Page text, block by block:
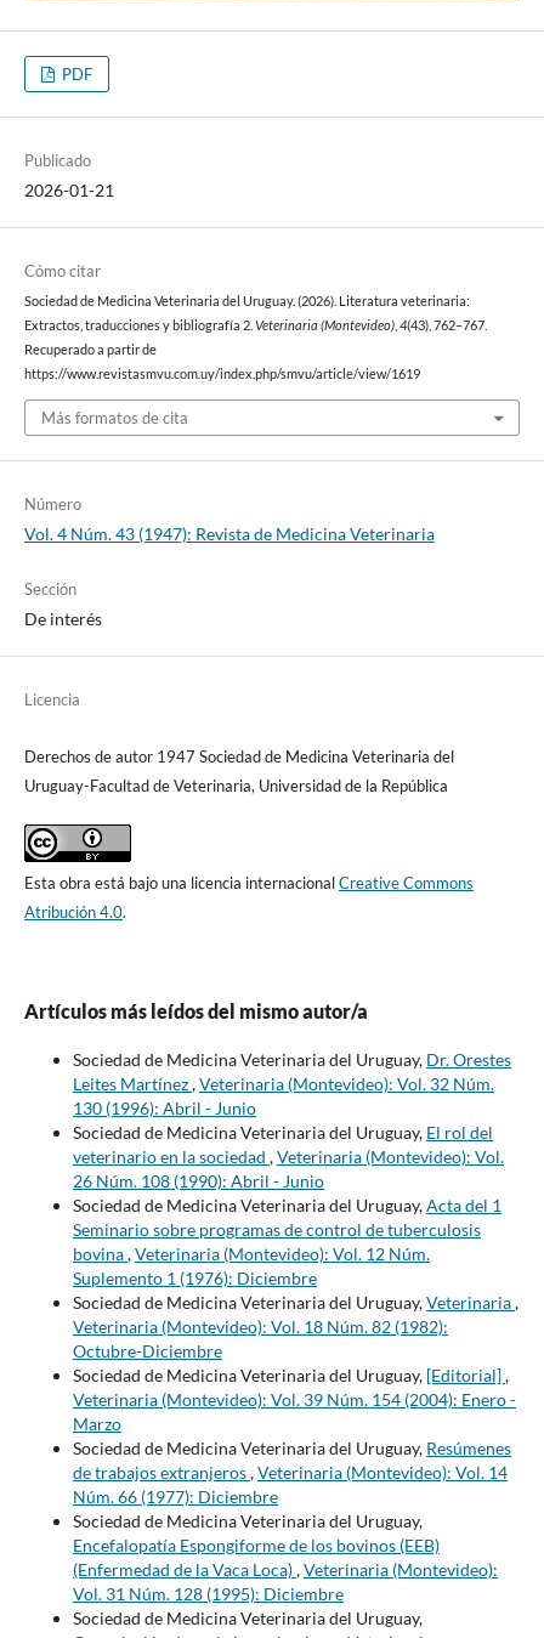
PDF
Publicado
2026-01-21
Cómo citar
Sociedad de Medicina Veterinaria del Uruguay. (2026). Literatura veterinaria:
Extractos, traducciones y bibliografía 2. Veterinaria (Montevideo), 4(43), 762–767.
Recuperado a partir de
https://www.revistasmvu.com.uy/index.php/smvu/article/view/1619
Más formatos de cita
Número
Vol. 4 Núm. 43 (1947): Revista de Medicina Veterinaria
Sección
De interés
Licencia
Derechos de autor 1947 Sociedad de Medicina Veterinaria del
Uruguay-Facultad de Veterinaria, Universidad de la República
Esta obra está bajo una licencia internacionalCreative Commons
Atribución 4.0.
Artículos más leídos del mismo autor/a
Sociedad de Medicina Veterinaria del Uruguay, Dr. Orestes
Leites Martínez,Veterinaria (Montevideo): Vol. 32 Núm.
130 (1996): Abril - Junio
Sociedad de Medicina Veterinaria del Uruguay, El rol del
veterinario en la sociedad ,Veterinaria (Montevideo): Vol.
26 Núm. 108 (1990): Abril - Junio
Sociedad de Medicina Veterinaria del Uruguay,Acta del 1
Seminario sobre programas de control de tuberculosis
bovina,Veterinaria (Montevideo): Vol. 12 Núm.
Suplemento 1 (1976): Diciembre
Sociedad de Medicina Veterinaria del Uruguay,Veterinaria,
Veterinaria (Montevideo): Vol. 18 Núm. 82 (1982):
Octubre-Diciembre
Sociedad de Medicina Veterinaria del Uruguay, [Editorial],
Veterinaria (Montevideo): Vol. 39 Núm. 154 (2004): Enero -
Marzo
Sociedad de Medicina Veterinaria del Uruguay, Resúmenes
de trabajos extranjeros,Veterinaria (Montevideo): Vol. 14
Núm. 66 (1977): Diciembre
Sociedad de Medicina Veterinaria del Uruguay,
Encefalopatía Espongiforme de los bovinos (EEB)
(Enfermedad de la Vaca Loca),Veterinaria (Montevideo):
Vol. 31 Núm. 128 (1995): Diciembre
Sociedad de Medicina Veterinaria del Uruguay,